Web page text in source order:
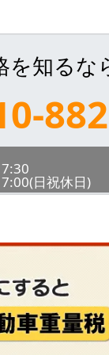
を知るな
882
日祝休日)